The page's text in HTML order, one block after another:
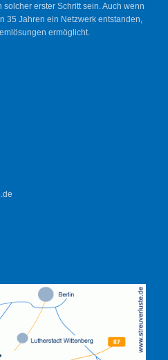
erster Schritt sein. Auch wenn
35 Jahren ein Netzwerk entstanden,
ermöglicht.